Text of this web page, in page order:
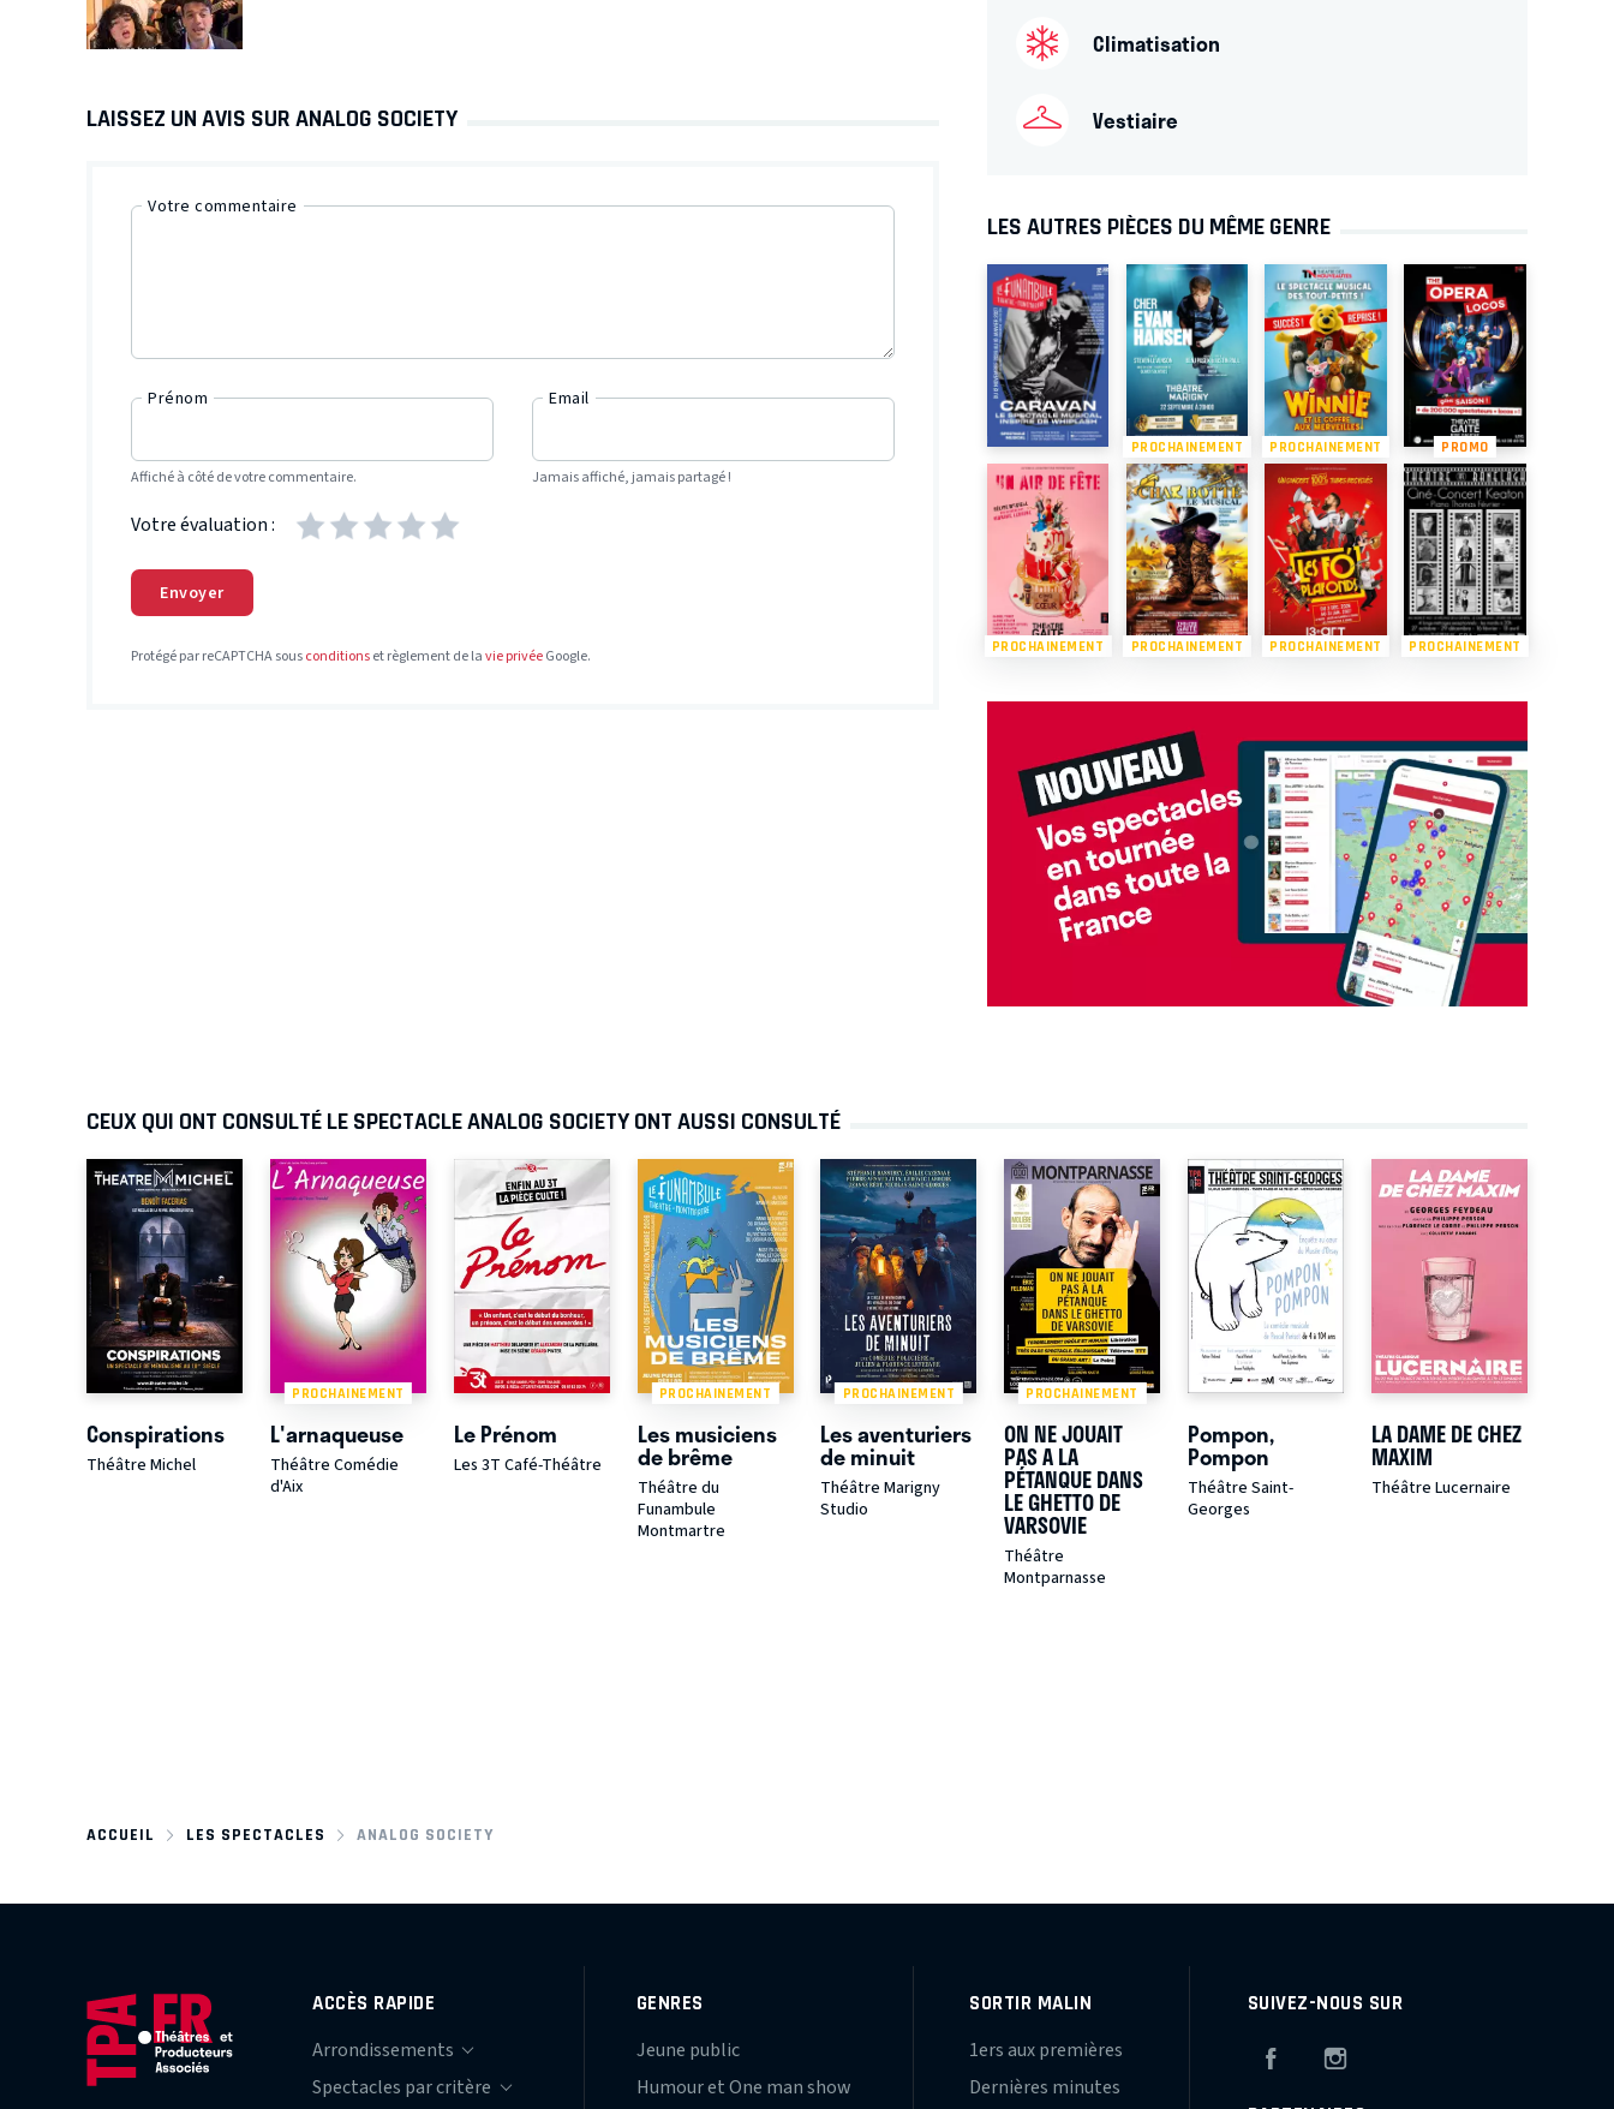
LAISSEZ UN AVIS SUR ANALOG SOCIETY
Votre commentaire
Prénom
Affiché à côté de votre commentaire.
Email
Jamais affiché, jamais partagé !
Votre évaluation :
Envoyer
Protégé par reCAPTCHA sousconditionset règlement de lavie privéeGoogle.
Climatisation
Vestiaire
LES AUTRES PIÈCES DU MÊME GENRE
PROCHAINEMENT PROCHAINEMENT PROMO
PROCHAINEMENT PROCHAINEMENT PROCHAINEMENT PROCHAINEMENT
CEUX QUI ONT CONSULTÉ LE SPECTACLE ANALOG SOCIETY ONT AUSSI CONSULTÉ
Conspirations
Théâtre Michel
PROCHAINEMENT
L'arnaqueuse
Théâtre Comédie
d'Aix
Le Prénom
Les 3T Café-Théâtre
PROCHAINEMENT
Les musiciens
de brême
Théâtre du
Funambule
Montmartre
PROCHAINEMENT
Les aventuriers
de minuit
Théâtre Marigny
Studio
PROCHAINEMENT
ON NE JOUAIT
PAS A LA
PÉTANQUE DANS
LE GHETTO DE
VARSOVIE
Théâtre
Montparnasse
Pompon,
Pompon
Théâtre Saint-
Georges
LA DAME DE CHEZ
MAXIM
Théâtre Lucernaire
ACCUEIL LES SPECTACLES ANALOG SOCIETY
ACCÈS RAPIDE GENRES
Jeune public
Humour et One man show
SORTIR MALIN
1ers aux premières
Dernières minutes
SUIVEZ-NOUS SUR
Facebook